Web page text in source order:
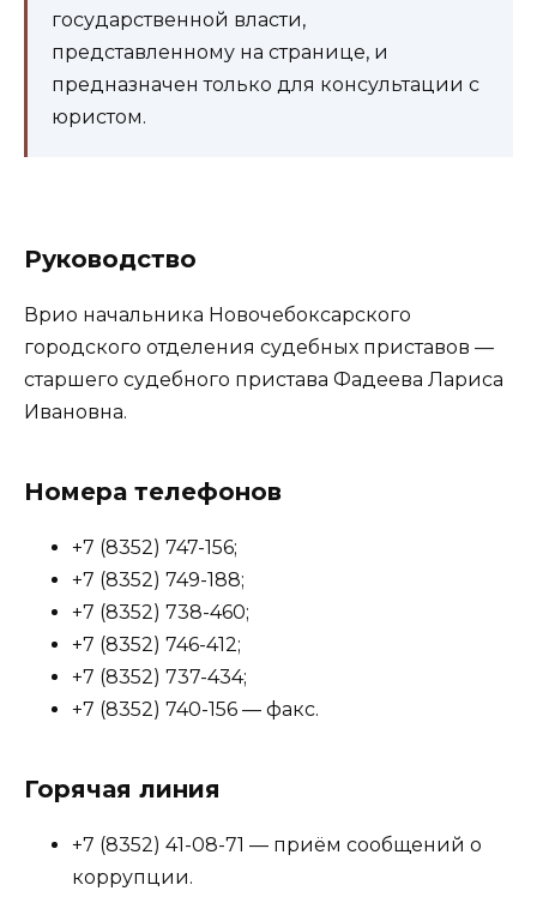
государственной власти,
представленному на странице, и
предназначен только для консультации с
юристом.
Руководство
Врио начальника Новочебоксарского
городского отделения судебных приставов —
старшего судебного пристава Фадеева Лариса
Ивановна.
Номера телефонов
+7 (8352) 747-156;
+7 (8352) 749-188;
+7 (8352) 738-460;
+7 (8352) 746-412;
+7 (8352) 737-434;
+7 (8352) 740-156 — факс.
Горячая линия
+7 (8352) 41-08-71 — приём сообщений о
коррупции.